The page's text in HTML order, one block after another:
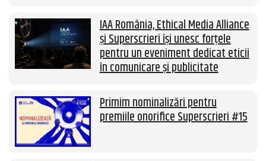
IAA România, Ethical Media Alliance
și Superscrieri își unesc forțele
pentru un eveniment dedicat eticii
în comunicare și publicitate
Primim nominalizări pentru
premiile onorifice Superscrieri #15